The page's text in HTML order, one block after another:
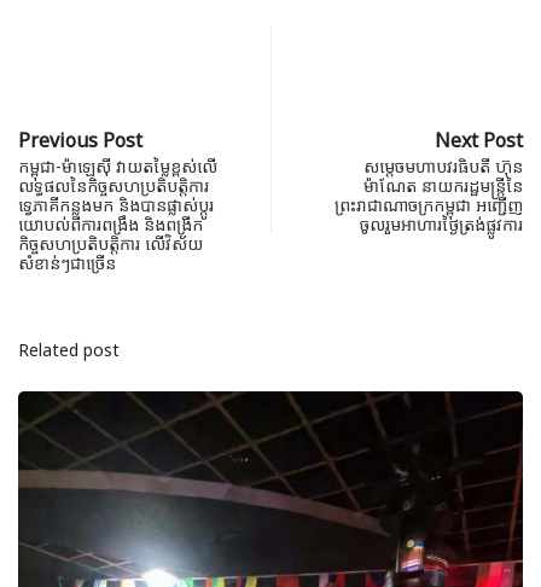
Previous Post
កម្ពុជា-ម៉ាឡេស៊ី វាយតម្លៃខ្ពស់លើ
លទ្ធផលនៃកិច្ចសហប្រតិបត្តិការ
ទ្វេភាគីកន្លងមក និងបានផ្លាស់ប្ដូរ
យោបល់ពីការពង្រឹង និងពង្រីក
កិច្ចសហប្រតិបត្តិការ លើវិស័យ
សំខាន់ៗជាច្រើន
Next Post
សម្តេចមហាបវរធិបតី ហ៊ុន
ម៉ាណែត នាយករដ្ឋមន្ត្រីនៃ
ព្រះរាជាណាចក្រកម្ពុជា អញ្ជេីញ
ចូលរួមអាហារថ្ងៃត្រង់ផ្លូវការ
Related post